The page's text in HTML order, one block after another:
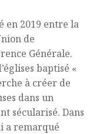
en 2019 entre la
de
Générale.
baptisé «
à créer de
dans un
sécularisé. Dans
a remarqué